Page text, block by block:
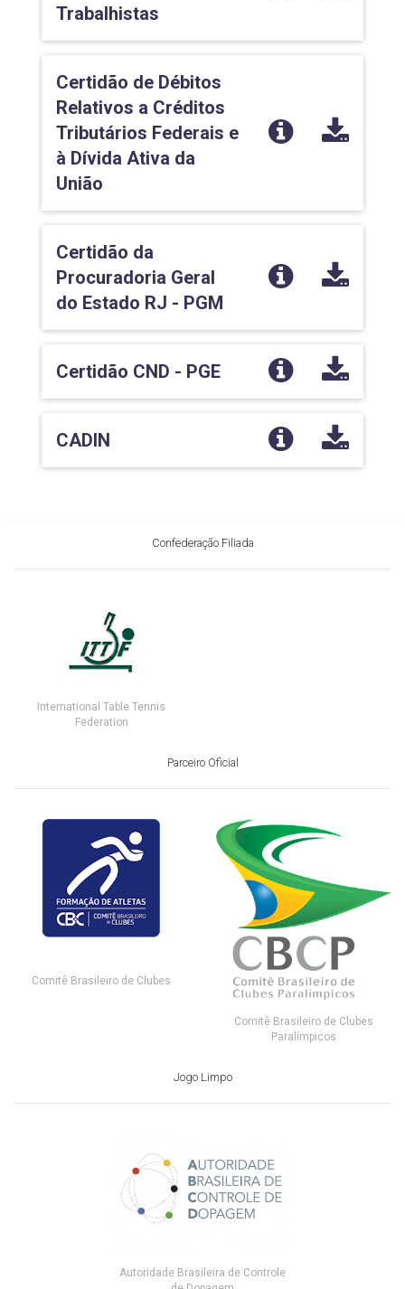
Trabalhistas
Certidão de Débitos
Relativos a Créditos
Tributários Federais e
à Dívida Ativa da
União
Certidão da
Procuradoria Geral
do Estado RJ - PGM
Certidão CND - PGE
CADIN
Confederação Filiada
International Table Tennis
Federation
Parceiro Oficial
Comitê Brasileiro de Clubes
Comitê Brasileiro de Clubes
Paralímpicos
Jogo Limpo
Autoridade Brasileira de Controle